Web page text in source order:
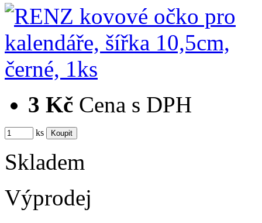
3 Kč Cena s DPH
ks
Skladem
Výprodej